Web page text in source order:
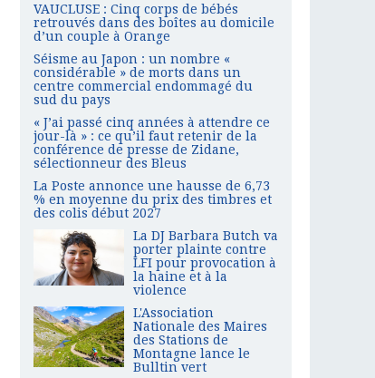
VAUCLUSE : Cinq corps de bébés
retrouvés dans des boîtes au domicile
d’un couple à Orange
Séisme au Japon : un nombre «
considérable » de morts dans un
centre commercial endommagé du
sud du pays
« J’ai passé cinq années à attendre ce
jour-là » : ce qu’il faut retenir de la
conférence de presse de Zidane,
sélectionneur des Bleus
La Poste annonce une hausse de 6,73
% en moyenne du prix des timbres et
des colis début 2027
La DJ Barbara Butch va
porter plainte contre
LFI pour provocation à
la haine et à la
violence
L'Association
Nationale des Maires
des Stations de
Montagne lance le
Bulltin vert